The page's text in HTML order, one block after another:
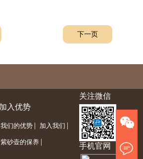
下一页
加入优势
我们的优势 | 加入我们 |
紫砂壶的保养 |
关注微信
手机官网